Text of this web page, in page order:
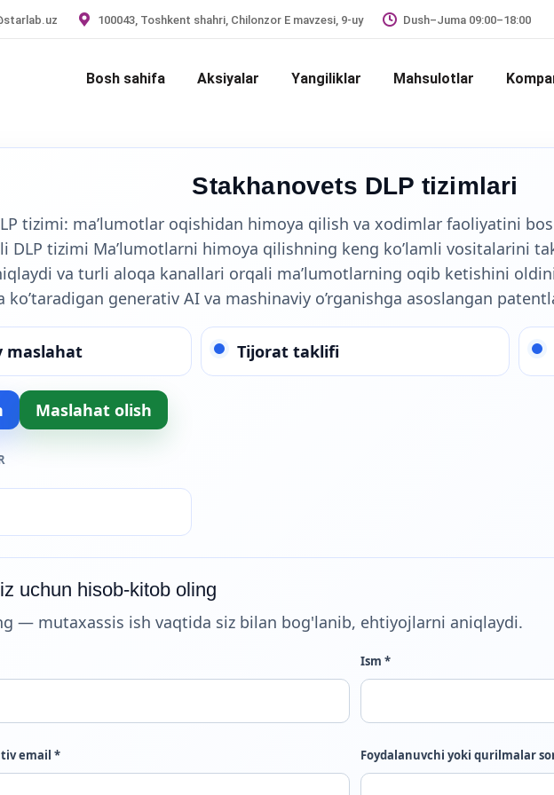
100043, Toshkent shahri, Chilonzor E mavzesi, 9-uy Dush–Juma 09:00–18:00
Bosh sahifa Aksiyalar Yangiliklar Mahsulotlar
Stakhanovets DLP tizimlari
tizimi: ma’lumotlar oqishidan himoya qilish va xodimlar faoliyatini
DLP tizimi Ma’lumotlarni himoya qilishning keng ko’lamli vositalarini
va turli aloqa kanallari orqali ma’lumotlarning oqib ketishini
ko’taradigan generativ AI va mashinaviy o’rganishga asoslangan
maslahat Tijorat taklifi
Maslahat olish
uchun hisob-kitob oling
— mutaxassis ish vaqtida siz bilan bog'lanib, ehtiyojlarni aniqlaydi.
Ism *
email * Foydalanuvchi yoki qurilmalar